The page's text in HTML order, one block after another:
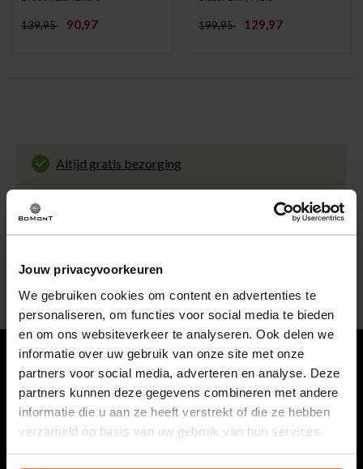
Jouw privacyvoorkeuren
We gebruiken cookies om content en advertenties te
personaliseren, om functies voor social media te bieden
en om ons websiteverkeer te analyseren. Ook delen we
informatie over uw gebruik van onze site met onze
partners voor social media, adverteren en analyse. Deze
partners kunnen deze gegevens combineren met andere
informatie die u aan ze heeft verstrekt of die ze hebben
verzameld op basis van uw gebruik van hun services.
139,95 90,97 199,95 129,97
Altijd gratis bezorging
En binnen 1 tot 3 werkdagen door DHL
Onze klanten beoordelen ons met een 9.5 uit 10
Gemakkelijk en voordelig via de DHL Parcelshop
5% spaarbonus
met je account en ontvang 5% van het bedrag
terug in de vorm van een waardecheque.
Vragen
0118 586 400
Maandag t/m vrijdag van 08.30 tot 17.00 uur.
webshop@bomont.nl